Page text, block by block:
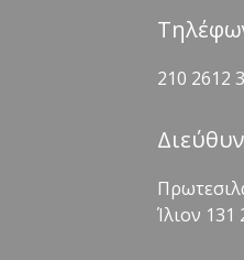
210 2612
Ίλιον 131